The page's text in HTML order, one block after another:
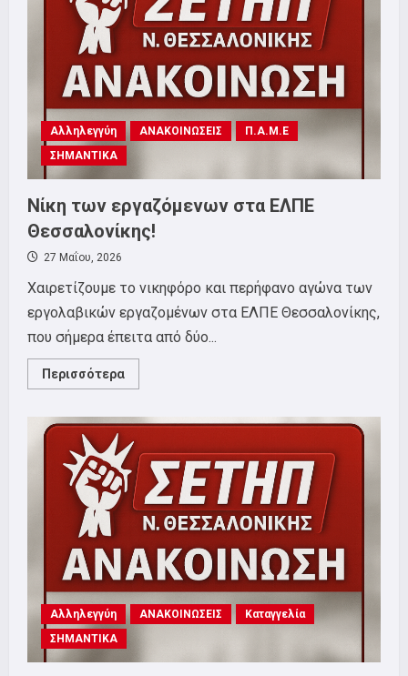
Αλληλεγγύη ΑΝΑΚΟΙΝΩΣΕΙΣ
Π.Α.Μ.Ε
ΣΗΜΑΝΤΙΚΑ
Νίκη των εργαζόμενων στα ΕΛΠΕ
Θεσσαλονίκης!
27 Μαΐου, 2026
Χαιρετίζουμε το νικηφόρο και περήφανο αγώνα των
εργολαβικών εργαζομένων στα ΕΛΠΕ Θεσσαλονίκης,
που σήμερα έπειτα από δύο...
Περισσότερα
more
των
στα
ΕΛΠΕ
Θεσσαλονίκης!
Αλληλεγγύη ΑΝΑΚΟΙΝΩΣΕΙΣ
Καταγγελία
ΣΗΜΑΝΤΙΚΑ